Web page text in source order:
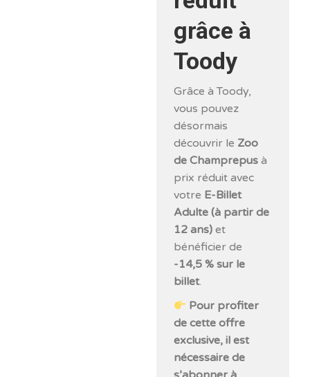
grâce à
Toody
Grâce à Toody,
vous pouvez
désormais
découvrir le Zoo
de Champrepus à
prix réduit avec
votre E-Billet
Adulte (à partir de
12 ans) et
bénéficier de
-14,5 % sur le
billet.
Pour profiter
de cette offre
exclusive, il est
nécessaire de